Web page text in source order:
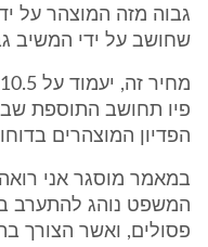
גבוה מזה המוצהר על
שחושב על ידי המשיב
פיו תחושב התוספת
הפדיון המוצהרים
במאמר מוסגר אני
המשפט נוהג להתערב
פסולים, ואשר הצורך